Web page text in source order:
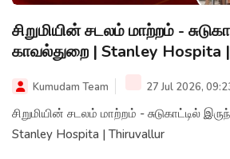
சிறுமியின் சடலம் மாற்றம் -
காவல்துறை | Stanley Hospita
Kumudam Team 27 Jul 2026,
சிறுமியின் சடலம் மாற்றம் - சுடுகாட்டில்
Stanley Hospita | Thiruvallur